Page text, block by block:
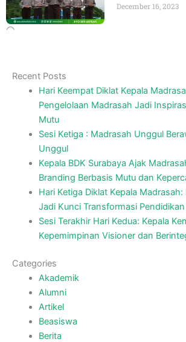
December 16, 2023
Recent Posts
Hari Keempat Diklat Kepala
Pengelolaan Madrasah Jadi
Mutu
Sesi Ketiga : Madrasah Unggul
Unggul
Kepala BDK Surabaya Ajak
Branding Berbasis Mutu dan
Hari Ketiga Diklat Kepala Madrasah:
Jadi Kunci Transformasi
Sesi Terakhir Hari Kedua: Kepala
Kepemimpinan Visioner dan
Categories
Akademik
Alumni
Artikel
Beasiswa
Berita